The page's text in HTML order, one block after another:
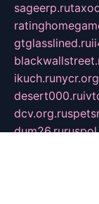
sageerp.ru
gtglasslined.ru
ikuch.ru
desert000.ru
dcv.org.ru
dum26.ru